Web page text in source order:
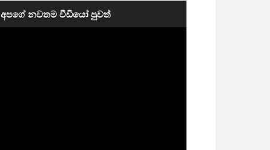
අපගේ නවතම වීඩියෝ පුවත්